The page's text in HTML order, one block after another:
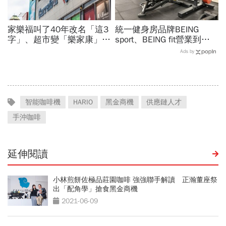
家樂福叫了40年改名「這3
字」、超市變「樂家康」...
統一健身房品牌BEING
sport、BEING fit營業到這
天！統一佳佳如何退費、轉
Ads by
智能咖啡機 HARIO 黑金商機
供應鏈人才
手沖咖啡
延伸閱讀
小林煎餅佐極品莊園咖啡 強強聯手解讀 正瀚董座祭
出「配角學」搶食黑金商機
2021-06-09